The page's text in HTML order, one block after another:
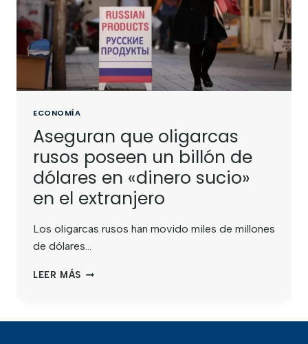
ECONOMÍA
Aseguran que oligarcas
rusos poseen un billón de
dólares en «dinero sucio»
en el extranjero
Los oligarcas rusos han movido miles de millones
de dólares…
LEER MÁS